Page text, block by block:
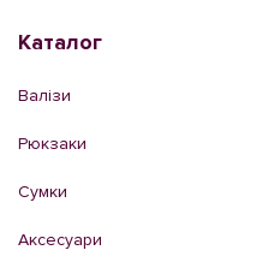
Каталог
Валізи
Рюкзаки
Сумки
Аксесуари